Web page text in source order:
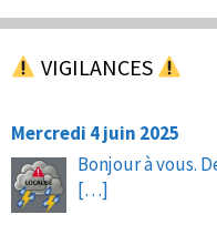
VIGILANCES
Mercredi 4 juin 2025
Bonjour à vous.
[…]